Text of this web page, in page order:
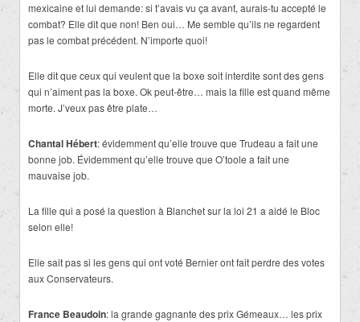
mexicaine et lui demande: si t’avais vu ça avant, aurais-tu accepté le
combat? Elle dit que non! Ben oui… Me semble qu’ils ne regardent
pas le combat précédent. N’importe quoi!
Elle dit que ceux qui veulent que la boxe soit interdite sont des gens
qui n’aiment pas la boxe. Ok peut-être… mais la fille est quand même
morte. J’veux pas être plate…
Chantal Hébert: évidemment qu’elle trouve que Trudeau a fait une
bonne job. Évidemment qu’elle trouve que O’toole a fait une
mauvaise job.
La fille qui a posé la question à Blanchet sur la loi 21 a aidé le Bloc
selon elle!
Elle sait pas si les gens qui ont voté Bernier ont fait perdre des votes
aux Conservateurs.
France Beaudoin: la grande gagnante des prix Gémeaux… les prix